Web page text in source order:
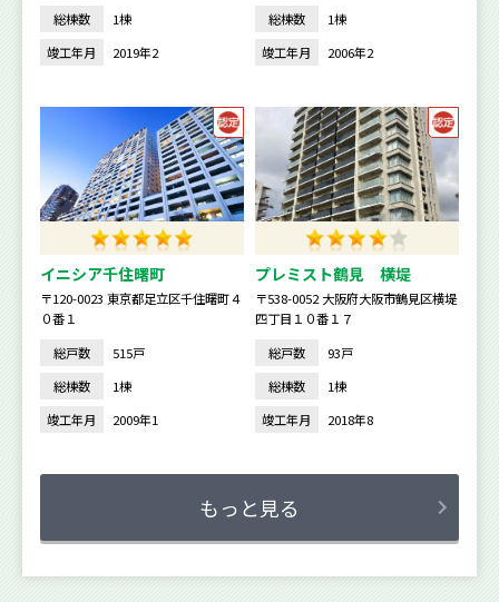
総棟数
1棟
竣工年月
2019年2
総棟数
1棟
竣工年月
2006年2
イニシア千住曙町
〒120-0023 東京都足立区千住曙町４
０番１
総戸数
515戸
総棟数
1棟
竣工年月
2009年1
プレミスト鶴見 横堤
〒538-0052 大阪府大阪市鶴見区横堤
四丁目１０番１７
総戸数
93戸
総棟数
1棟
竣工年月
2018年8
もっと見る